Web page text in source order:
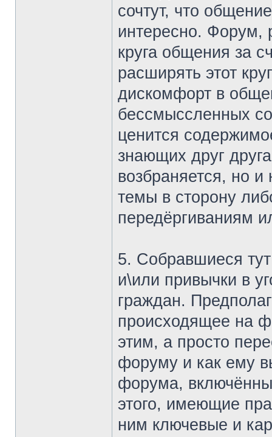
сочтут, что
интересно. Форум,
круга общения за
расширять этот
дискомфорт в
бессмыссленных
ценится
знающих друг
возбраняется, но
темы в сторону
передёргиваниям
5. Собравшиеся
и\или привычки в
граждан.
происходящее на
этим, а просто
форуму и как ему
форума,
этого, имеющие
ним ключевые и